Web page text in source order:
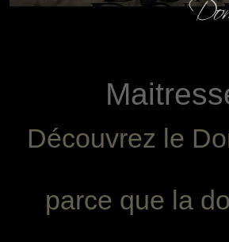
Découvrez le
parce que la